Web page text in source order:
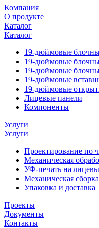
Компания
О продукте
Каталог
Каталог
19-дюймовые
19-дюймовые
19-дюймовые
19-дюймовые
19-дюймовые
Лицевые панели
Компоненты
Услуги
Услуги
Проектирование по
Механическая
УФ-печать на
Механическая
Упаковка и доставка
Проекты
Документы
Контакты